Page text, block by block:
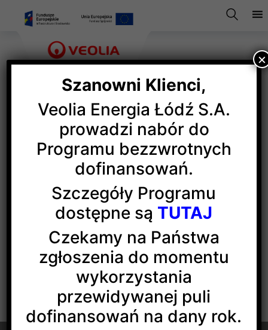
Wakacyjny staż w Heat-
Tech Center
Rusza II edycja programu, który jest skierowany
do studentów zainteresowanych zdobyciem
doświadczenia przez współpracę z HTC
(więcej…)
Szanowni Klienci,
Veolia Energia Łódź S.A.
prowadzi nabór do
Programu bezzwrotnych
dofinansowań.
Szczegóły Programu
dostępne są TUTAJ
Czekamy na Państwa
zgłoszenia do momentu
wykorzystania
przewidywanej puli
dofinansowań na dany rok.
×